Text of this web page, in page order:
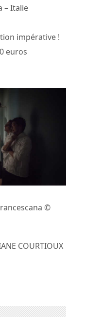
– Italie
impérative !
euros
©
COURTIOUX